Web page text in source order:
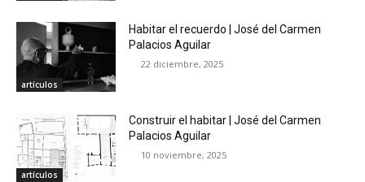
artículos
Habitar el recuerdo | José del Carmen
Palacios Aguilar
22 diciembre, 2025
artículos
Construir el habitar | José del Carmen
Palacios Aguilar
10 noviembre, 2025